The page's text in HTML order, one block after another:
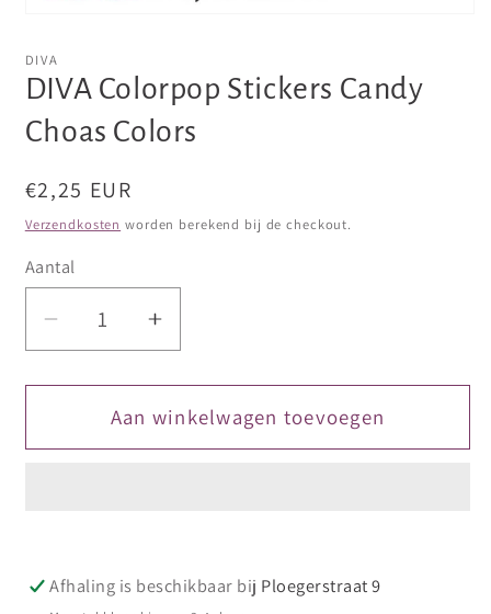
openen
in
modaal
DIVA
DIVA Colorpop Stickers Candy
Choas Colors
Normale
prijs
€2,25 EUR
Verzendkosten worden berekend bij de checkout.
Aantal
Aantal
verlagen
voor
Colorpop
Aantal
verhogen
voor
DIVA
Colorpop
Aan winkelwagen toevoegen
Afhaling is beschikbaar bij Ploegerstraat 9